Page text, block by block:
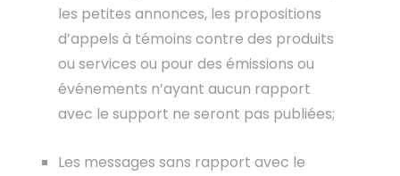
les petites annonces, les propositions
d’appels à témoins contre des produits
ou services ou pour des émissions ou
événements n’ayant aucun rapport
avec le support ne seront pas publiées;
Les messages sans rapport avec le